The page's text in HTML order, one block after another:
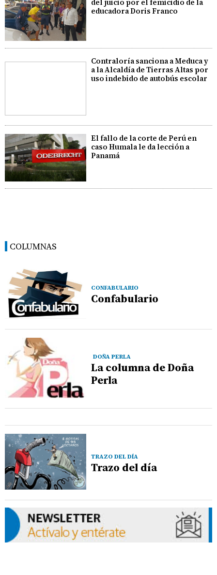
del juicio por el femicidio de la
educadora Doris Franco
Contraloría sanciona a Meduca y
a la Alcaldía de Tierras Altas por
uso indebido de autobús escolar
El fallo de la corte de Perú en
caso Humala le da lección a
Panamá
COLUMNAS
CONFABULARIO
Confabulario
DOÑA PERLA
La columna de Doña
Perla
TRAZO DEL DÍA
Trazo del día